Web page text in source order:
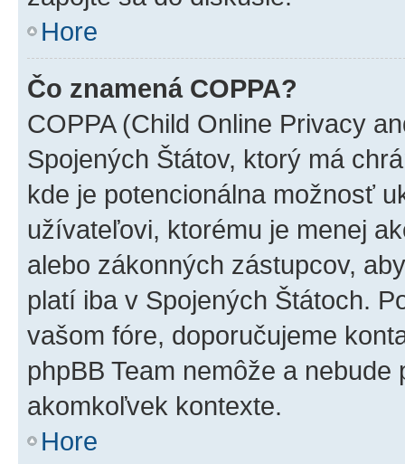
Hore
Čo znamená COPPA?
COPPA (Child Online Privacy
Spojených Štátov, ktorý má
kde je potencionálna možnosť
užívateľovi, ktorému je menej
alebo zákonných zástupcov,
platí iba v Spojených Štátoch.
vašom fóre, doporučujeme
phpBB Team nemôže a
akomkoľvek kontexte.
Hore